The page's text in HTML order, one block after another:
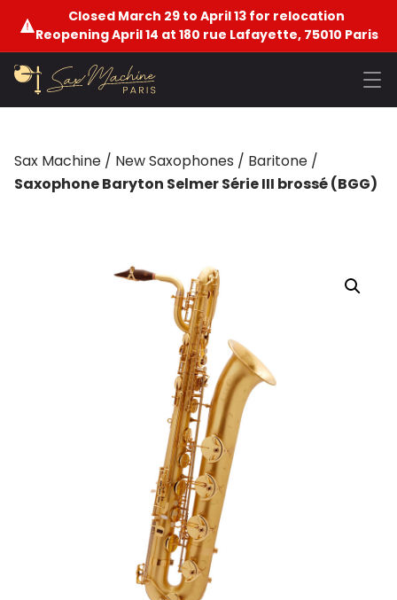
Closed March 29 to April 13 for relocation
Reopening April 14 at 180 rue Lafayette, 75010 Paris
Sax Machine / New Saxophones / Baritone /
Saxophone Baryton Selmer Série III brossé (BGG)